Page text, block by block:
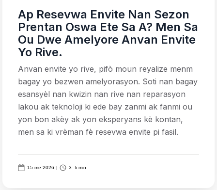
Ap Resevwa Envite Nan Sezon
Prentan Oswa Ete Sa A? Men Sa
Ou Dwe Amelyore Anvan Envite
Yo Rive.
Anvan envite yo rive, pifò moun reyalize menm
bagay yo bezwen amelyorasyon. Soti nan bagay
esansyèl nan kwizin nan rive nan reparasyon
lakou ak teknoloji ki ede bay zanmi ak fanmi ou
yon bon akèy ak yon eksperyans kè kontan,
men sa ki vrèman fè resevwa envite pi fasil.
15 me 2026 | 3 li min